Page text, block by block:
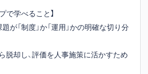
で学べること】
が「制度」か「運用」かの明確な切り分
脱却し、評価を人事施策に活かすため